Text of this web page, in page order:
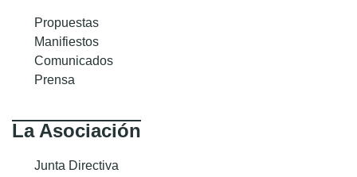
Propuestas
Manifiestos
Comunicados
Prensa
La Asociación
Junta Directiva